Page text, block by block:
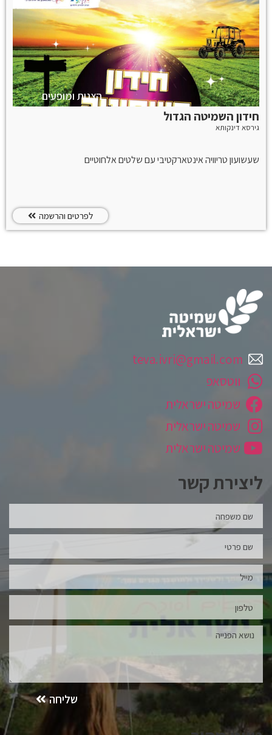
הצגות ומופעים
חידון השמיטה הגדול
גירסא דינקותא
שעשועון טריוויה אינטארקטיבי עם שלטים אלחוטיים
לפרטים והרשמה
teva.ivri@gmail.com
ווטסאפ
שמיטה ישראלית
שמיטה ישראלית
שמיטה ישראלית
ליצירת קשר
שליחה